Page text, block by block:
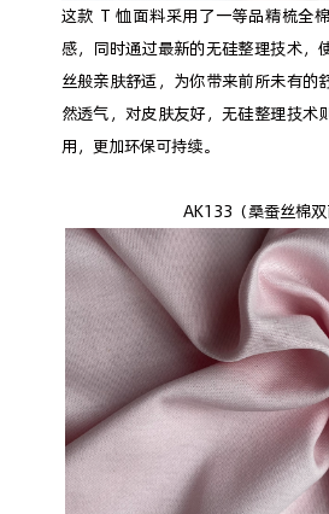
这款 T 恤面料采用了一等品精梳全
感，同时通过最新的无硅整理技术，
丝般亲肤舒适，为你带来前所未有的
然透气，对皮肤友好，无硅整理技术
用，更加环保可持续。
AK133（桑蚕丝棉双